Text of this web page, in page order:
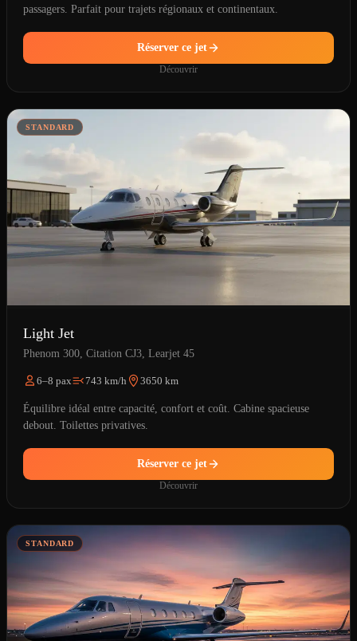
passagers. Parfait pour trajets régionaux et continentaux.
Réserver ce jet
Découvrir
STANDARD
Light Jet
Phenom 300, Citation CJ3, Learjet 45
6–8 pax 743 km/h 3650 km
Équilibre idéal entre capacité, confort et coût. Cabine spacieuse
debout. Toilettes privatives.
Réserver ce jet
Découvrir
STANDARD